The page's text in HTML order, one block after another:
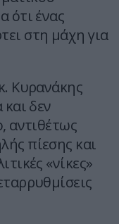
ότι ένας
στη μάχη για
Κυρανάκης
δεν
αντιθέτως
πίεσης και
«νίκες»